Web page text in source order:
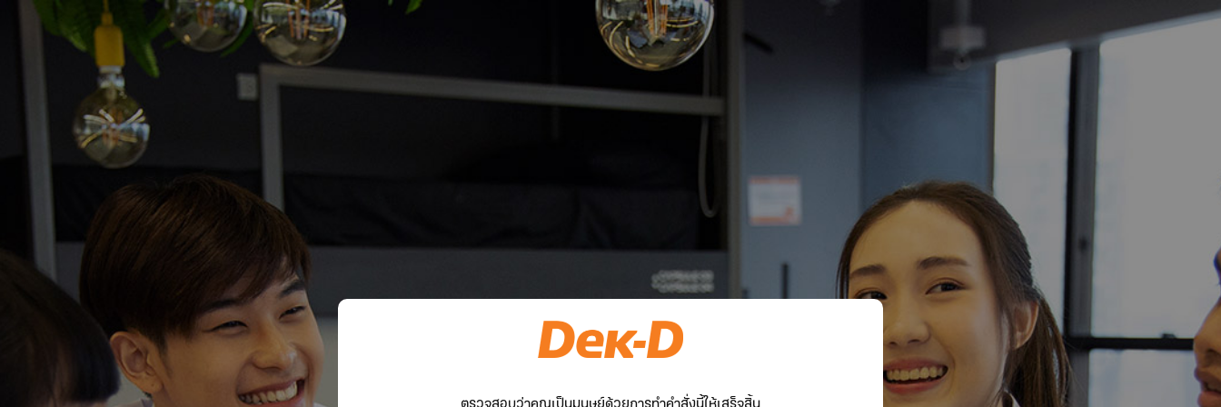
ตรวจสอบว่าคุณเป็นมนุษย์ด้วยการทำคำสั่งนี้ให้เสร็จสิ้น